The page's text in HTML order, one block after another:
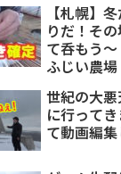
【札幌】
りだ！そ
て呑もう
ふじい農場
世紀の大
に行って
て動画編集